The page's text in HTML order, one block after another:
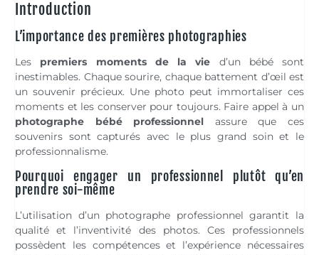
Introduction
L’importance des premières photographies
Les premiers moments de la vie d’un bébé sont
inestimables. Chaque sourire, chaque battement d’œil est
un souvenir précieux. Une photo peut immortaliser ces
moments et les conserver pour toujours. Faire appel à un
photographe bébé professionnel assure que ces
souvenirs sont capturés avec le plus grand soin et le
professionnalisme.
Pourquoi engager un professionnel plutôt qu’en
prendre soi-même
L’utilisation d’un photographe professionnel garantit la
qualité et l’inventivité des photos. Ces professionnels
possèdent les compétences et l’expérience nécessaires